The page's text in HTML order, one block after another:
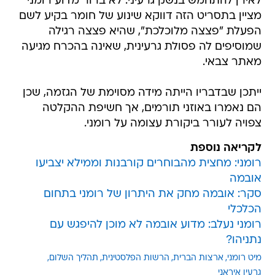
מציין בתסריט הזה דווקא שינוע של חומר בקיע לשם
הפעלת "פצצה מלוכלכת", שהיא פצצה רגילה
שמוסיפים לה פסולת גרעינית, שאינה בהכרח מגיעה
מאתר צבאי.
ייתכן שבדבריו הייתה מידה מסוימת של הגזמה, שכן
הם נאמרו באוזני תורמים, אך חשיפת ההקלטה
צפויה לעורר ביקורת עצומה על רומני.
לקריאה נוספת
רומני: מחצית מהבוחרים קורבנות וממילא יצביעו
אובמה
סקר: אובמה מחק את היתרון של רומני בתחום
הכלכלי
רומני נעלב: מדוע אובמה לא מוכן להיפגש עם
נתניהו?
מיט רומני ארצות הברית הרשות הפלסטינית תהליך השלום
גרעין איראני